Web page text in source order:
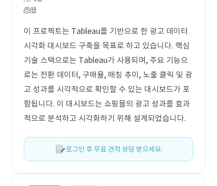
웹
이 프로젝트는 Tableau를 기반으로 한 광고 데이터
시각화 대시보드 구축을 목표로 하고 있습니다. 핵심
기술 스택으로는 Tableau가 사용되며, 주요 기능으
로는 전환 데이터, 구매율, 매칭 추이, 노출 클릭 및 광
고 성과를 시각적으로 확인할 수 있는 대시보드가 포
함됩니다. 이 대시보드는 쇼핑몰의 광고 성과를 효과
적으로 분석하고 시각화하기 위해 설계되었습니다.
로그인 후 무료 견적 상담 받으세요.